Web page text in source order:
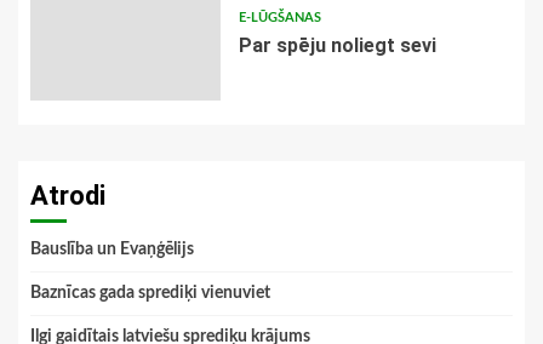
E-LŪGŠANAS
Par spēju noliegt sevi
Atrodi
Bauslība un Evaņģēlijs
Baznīcas gada sprediķi vienuviet
Ilgi gaidītais latviešu sprediķu krājums